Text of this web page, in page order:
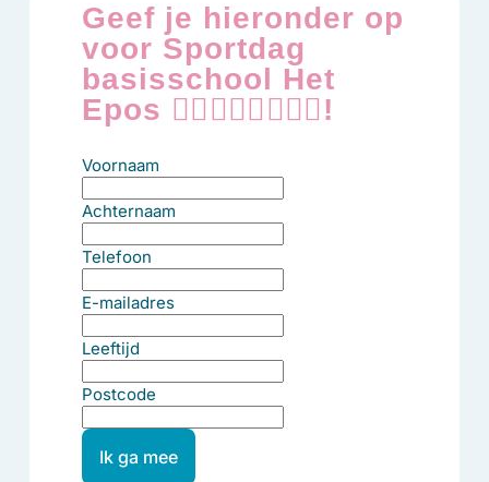
Geef je hieronder op
voor Sportdag
basisschool Het
Epos 🤸‍♂️⛹🏾‍♂️🤹🏿‍♂️!
Voornaam
Achternaam
Telefoon
E-mailadres
Leeftijd
Postcode
Ik ga mee